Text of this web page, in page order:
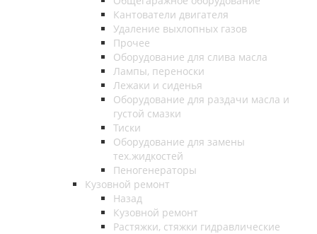
Кантователи двигателя
Удаление выхлопных газов
Прочее
Оборудование для слива масла
Лампы, переноски
Лежаки и сиденья
Оборудование для раздачи масла и
густой смазки
Тиски
Оборудование для замены
тех.жидкостей
Пеногенераторы
Кузовной ремонт
Назад
Кузовной ремонт
Растяжки, стяжки гидравлические